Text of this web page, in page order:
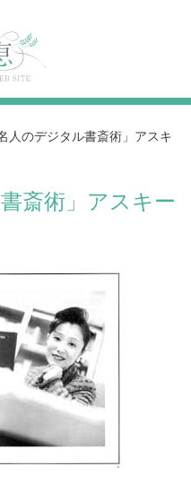
名人のデジタル書斎術」アスキ
斎術」アスキー